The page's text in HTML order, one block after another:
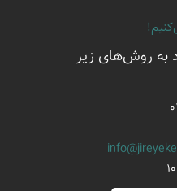
به روش‌های زیر